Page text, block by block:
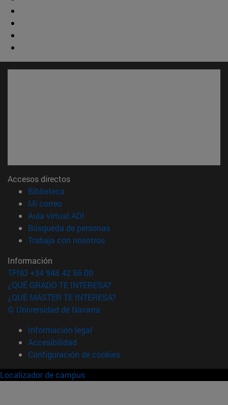
Accesos directos
Biblioteca
Mi correo(abre en nueva ventana)
Aula virtual ADI
Búsqueda de personas(abre en nueva ventana)
Trabaja con nosotros(abre en nueva ventana)
Información
TFNO +34 948 42 56 00
¿QUÉ GRADO TE INTERESA?
¿QUÉ MÁSTER TE INTERESA?
© Universidad de Navarra
Información legal
Accesibilidad
Configuración de cookies
Localizador de campus